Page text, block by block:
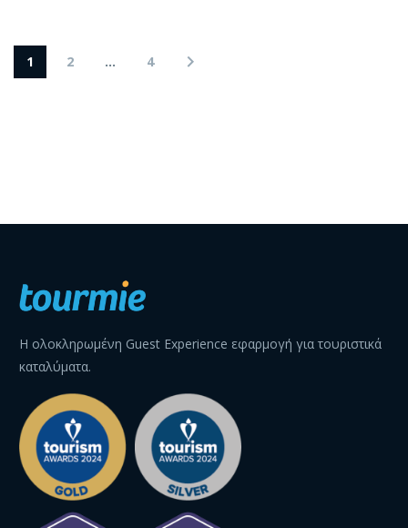
1 2 … 4
Η ολοκληρωμένη Guest Experience εφαρμογή για τουριστικά
καταλύματα.